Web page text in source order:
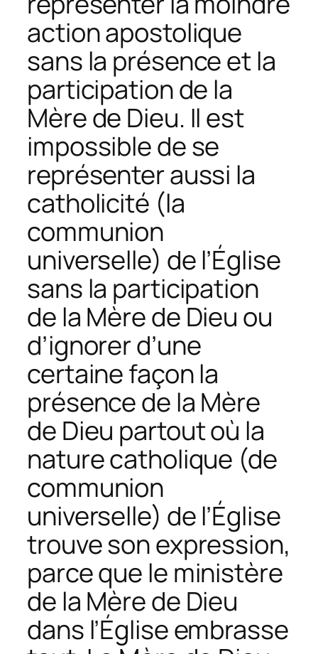
action apostolique
sans la présence et la
participation de la
Mère de Dieu. Il est
impossible de se
représenter aussi la
catholicité (la
communion
universelle) de l’Église
sans la participation
de la Mère de Dieu ou
d’ignorer d’une
certaine façon la
présence de la Mère
de Dieu partout où la
nature catholique (de
communion
universelle) de l’Église
trouve son expression,
parce que le ministère
de la Mère de Dieu
dans l’Église embrasse